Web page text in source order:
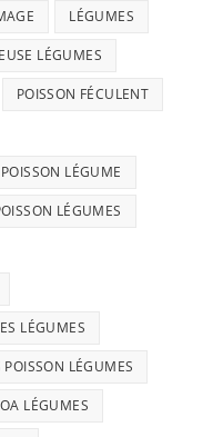
LÉGUMES
LÉGUMES
POISSON FÉCULENT
POISSON LÉGUME
LÉGUMES
LÉGUMES
POISSON LÉGUMES
LÉGUMES